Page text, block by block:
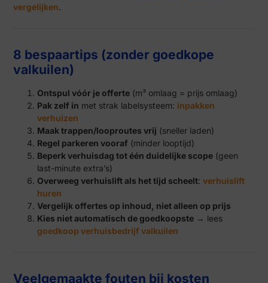
vergelijken.
8 bespaartips (zonder goedkope
valkuilen)
Ontspul vóór je offerte (m³ omlaag = prijs omlaag)
Pak zelf in met strak labelsysteem: inpakken
verhuizen
Maak trappen/looproutes vrij (sneller laden)
Regel parkeren vooraf (minder looptijd)
Beperk verhuisdag tot één duidelijke scope (geen
last-minute extra’s)
Overweeg verhuislift als het tijd scheelt:verhuislift
huren
Vergelijk offertes op inhoud, niet alleen op prijs
Kies niet automatisch de goedkoopste → lees
goedkoop verhuisbedrijf valkuilen
Veelgemaakte fouten bij kosten